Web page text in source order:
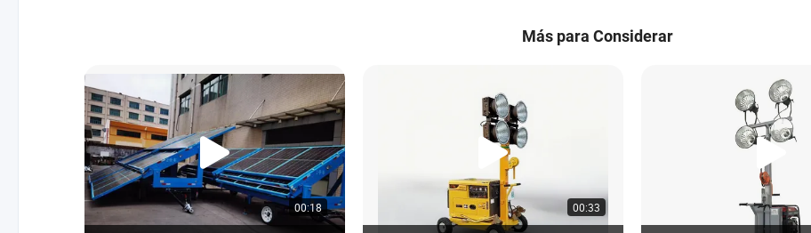
Más para Considerar
00:18 00:33